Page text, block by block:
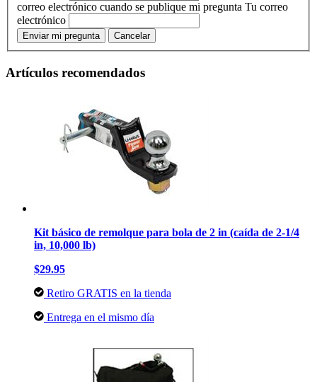
correo electrónico cuando se publique mi pregunta Tu correo
electrónico
Enviar mi pregunta Cancelar
Artículos recomendados
Kit básico de remolque para bola de 2 in (caída de 2-1/4
in, 10,000 lb)
$29.95
Retiro GRATIS en la tienda
Entrega en el mismo día